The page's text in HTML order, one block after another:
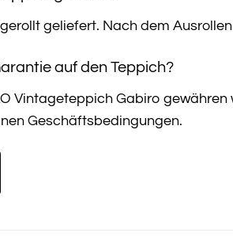
geliefert. Nach dem
auf den Teppich?
Vintageteppich Gabiro
Geschäftsbedingungen.